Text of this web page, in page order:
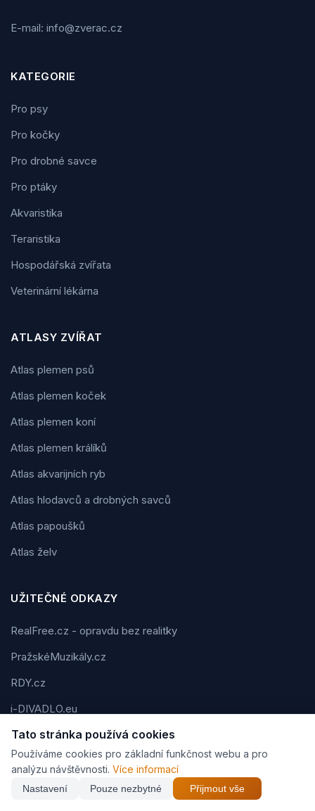
E-mail: info@zverac.cz
KATEGORIE
Pro psy
Pro kočky
Pro drobné savce
Pro ptáky
Akvaristika
Teraristika
Hospodářská zvířata
Veterinární lékárna
ATLASY ZVÍŘAT
Atlas plemen psů
Atlas plemen koček
Atlas plemen koní
Atlas plemen králíků
Atlas akvarijních ryb
Atlas hlodavců a drobných savců
Atlas papoušků
Atlas želv
UŽITEČNÉ ODKAZY
RealFree.cz - opravdu bez realitky
PražskéMuzikály.cz
RDY.cz
i-DIVADLO.eu
BIGG.cz
FMAN.cz
eBar.cz
Tato stránka používá cookies
Používáme cookies pro základní funkčnost webu a pro
analýzu návštěvnosti. Více informací
Nastavení Pouze nezbytné Přijmout vše